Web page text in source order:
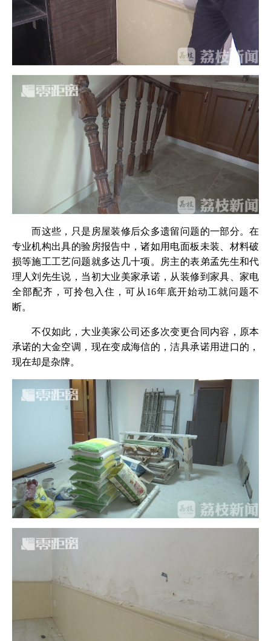
而这些，只是房屋装修后众多遗留问题的一部分。在
专业机构出具的验房报告中，诸如用电面板未装、材料破
损等施工工艺问题就多达几十项。房主的表弟孟先生和代
理人刘先生说，当初大业美家承诺，从装修到家具、家电
全部配齐，可拎包入住，可从16年底开始动工就问题不
断。
不仅如此，大业美家公司还多次变更合同内容，原本
承诺的大金空调，现在变成海信的，洁具承诺用进口的，
现在却是杂牌。